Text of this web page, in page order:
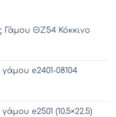
Γάμου ΘZ54 Κόκκινο
e2401-08104
e2501 (10.5×22.5)